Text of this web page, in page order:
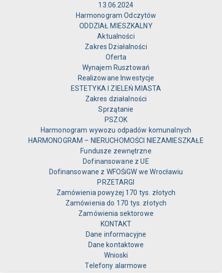
13.06.2024
Harmonogram Odczytów
ODDZIAŁ MIESZKALNY
Aktualności
Zakres Działalności
Oferta
Wynajem Rusztowań
Realizowane Inwestycje
ESTETYKA I ZIELEŃ MIASTA
Zakres działalności
Sprzątanie
PSZOK
Harmonogram wywozu odpadów komunalnych
HARMONOGRAM – NIERUCHOMOŚCI NIEZAMIESZKAŁE
Fundusze zewnętrzne
Dofinansowane z UE
Dofinansowane z WFOŚiGW we Wrocławiu
PRZETARGI
Zamówienia powyżej 170 tys. złotych
Zamówienia do 170 tys. złotych
Zamówienia sektorowe
KONTAKT
Dane informacyjne
Dane kontaktowe
Wnioski
Telefony alarmowe